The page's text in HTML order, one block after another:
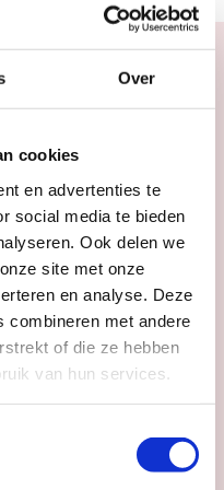
Over
cookies
en advertenties te
social media te bieden
Ook delen we
site met onze
en analyse. Deze
combineren met andere
of die ze hebben
van hun services.
in
Utrecht